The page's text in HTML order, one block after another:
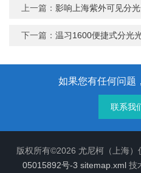
上一篇：影响上海紫外可见分
下一篇：温习1600便捷式分光
如果您有任何问题
联系我
版权所有©2026 尤尼柯（上海）
05015892号-3 sitemap.xml技